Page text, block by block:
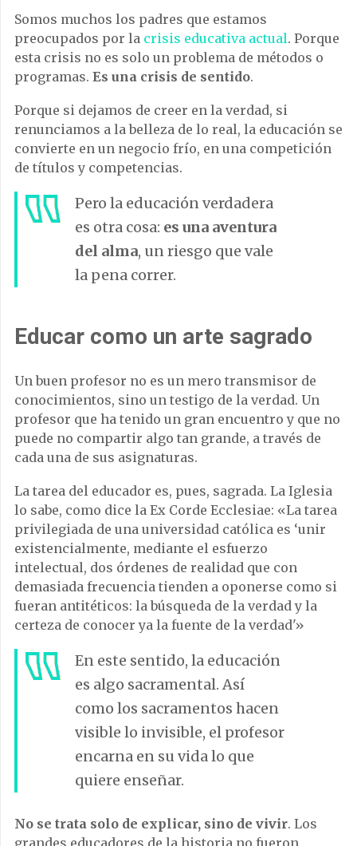
Somos muchos los padres que estamos
preocupados por la crisis educativa actual. Porque
esta crisis no es solo un problema de métodos o
programas. Es una crisis de sentido.
Porque si dejamos de creer en la verdad, si
renunciamos a la belleza de lo real, la educación se
convierte en un negocio frío, en una competición
de títulos y competencias.
Pero la educación verdadera
es otra cosa: es una aventura
del alma, un riesgo que vale
la pena correr.
Educar como un arte sagrado
Un buen profesor no es un mero transmisor de
conocimientos, sino un testigo de la verdad. Un
profesor que ha tenido un gran encuentro y que no
puede no compartir algo tan grande, a través de
cada una de sus asignaturas.
La tarea del educador es, pues, sagrada. La Iglesia
lo sabe, como dice la Ex Corde Ecclesiae: «La tarea
privilegiada de una universidad católica es ‘unir
existencialmente, mediante el esfuerzo
intelectual, dos órdenes de realidad que con
demasiada frecuencia tienden a oponerse como si
fueran antitéticos: la búsqueda de la verdad y la
certeza de conocer ya la fuente de la verdad'»
En este sentido, la educación
es algo sacramental. Así
como los sacramentos hacen
visible lo invisible, el profesor
encarna en su vida lo que
quiere enseñar.
No se trata solo de explicar, sino de vivir. Los
grandes educadores de la historia no fueron